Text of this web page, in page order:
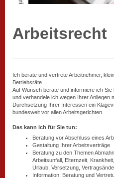
Arbeitsrecht
Ich berate und vertrete Arbeitnehmer,
Betriebsräte.
Auf Wunsch berate und informiere ich
und verhandele ich wegen Ihrer Anliegen
Durchsetzung Ihrer Interessen ein
bundesweit vor allen Arbeitsgerichten.
Das kann ich für Sie tun:
Beratung vor Abschluss eines
Gestaltung Ihrer Arbeitsverträge
Beratung zu den Themen
Arbeitsunfall, Elternzeit,
Urlaub, Versetzung,
Information, Beratung und